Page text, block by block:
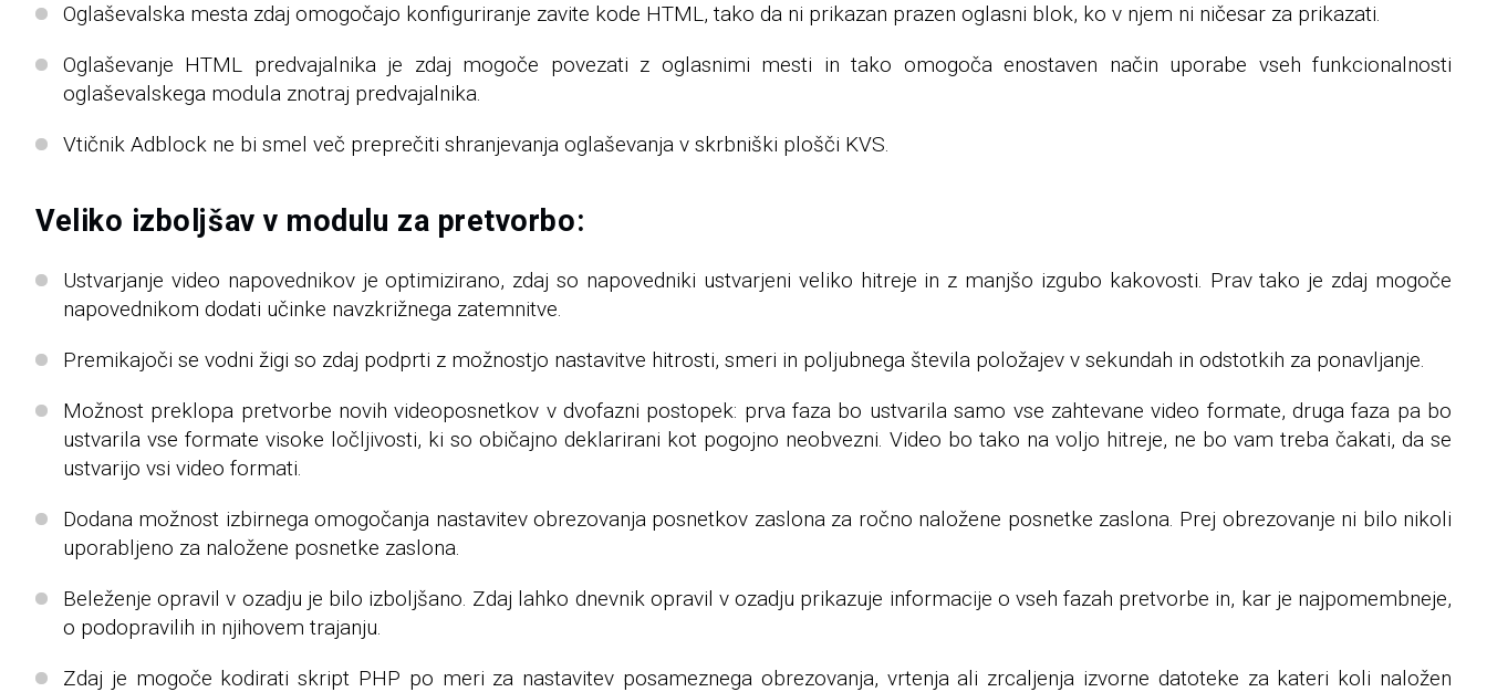
Oglaševalska mesta zdaj omogočajo konfiguriranje zavite kode HTML, tako da ni prikazan prazen oglasni blok, ko v njem ni ničesar za prikazati.
Oglaševanje HTML predvajalnika je zdaj mogoče povezati z oglasnimi mesti in tako omogoča enostaven način uporabe vseh funkcionalnosti
oglaševalskega modula znotraj predvajalnika.
Vtičnik Adblock ne bi smel več preprečiti shranjevanja oglaševanja v skrbniški plošči KVS.
Veliko izboljšav v modulu za pretvorbo:
Ustvarjanje video napovednikov je optimizirano, zdaj so napovedniki ustvarjeni veliko hitreje in z manjšo izgubo kakovosti. Prav tako je zdaj mogoče
napovednikom dodati učinke navzkrižnega zatemnitve.
Premikajoči se vodni žigi so zdaj podprti z možnostjo nastavitve hitrosti, smeri in poljubnega števila položajev v sekundah in odstotkih za ponavljanje.
Možnost preklopa pretvorbe novih videoposnetkov v dvofazni postopek: prva faza bo ustvarila samo vse zahtevane video formate, druga faza pa bo
ustvarila vse formate visoke ločljivosti, ki so običajno deklarirani kot pogojno neobvezni. Video bo tako na voljo hitreje, ne bo vam treba čakati, da se
ustvarijo vsi video formati.
Dodana možnost izbirnega omogočanja nastavitev obrezovanja posnetkov zaslona za ročno naložene posnetke zaslona. Prej obrezovanje ni bilo nikoli
uporabljeno za naložene posnetke zaslona.
Beleženje opravil v ozadju je bilo izboljšano. Zdaj lahko dnevnik opravil v ozadju prikazuje informacije o vseh fazah pretvorbe in, kar je najpomembneje,
o podopravilih in njihovem trajanju.
Zdaj je mogoče kodirati skript PHP po meri za nastavitev posameznega obrezovanja, vrtenja ali zrcaljenja izvorne datoteke za kateri koli naložen